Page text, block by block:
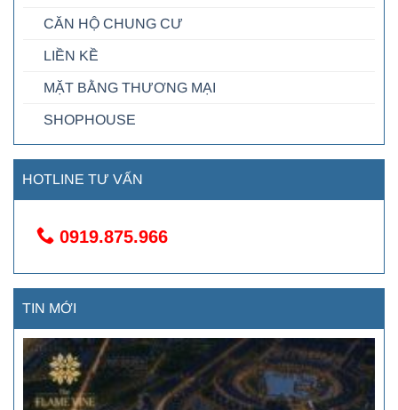
CĂN HỘ CHUNG CƯ
LIỀN KỀ
MẶT BẰNG THƯƠNG MẠI
SHOPHOUSE
HOTLINE TƯ VẤN
0919.875.966
TIN MỚI